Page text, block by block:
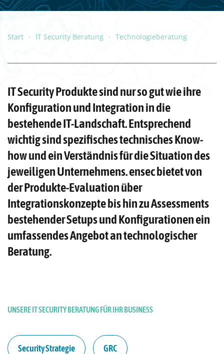
Start IT Security Beratung Technologieberatung
IT Security Produkte sind nur so gut wie ihre
Konfiguration und Integration in die
bestehende IT-Landschaft. Entsprechend
wichtig sind spezifisches technisches Know-
how und ein Verständnis für die Situation des
jeweiligen Unternehmens. ensec bietet von
der Produkte-Evaluation über
Integrationskonzepte bis hin zu Assessments
bestehender Setups und Konfigurationen ein
umfassendes Angebot an technologischer
Beratung.
UNSERE IT SECURITY BERATUNG FÜR IHR BUSINESS
Security Strategie GRC